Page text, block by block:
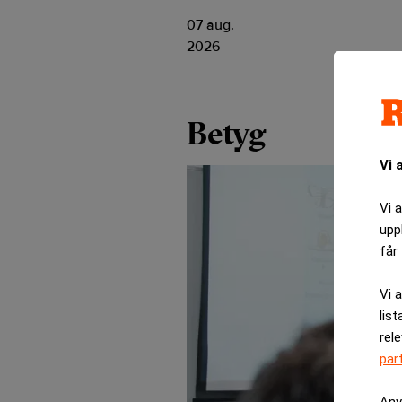
Vi
Vi
får
Vi
07 aug.
2026
Betyg